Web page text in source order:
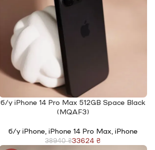
ЧИТАТИ ДАЛІ
б/у iPhone 14 Pro Max 512GB Space Black
(MQAF3)
б/у iPhone, iPhone 14 Pro Max iPhone
38940₴33624 ₴